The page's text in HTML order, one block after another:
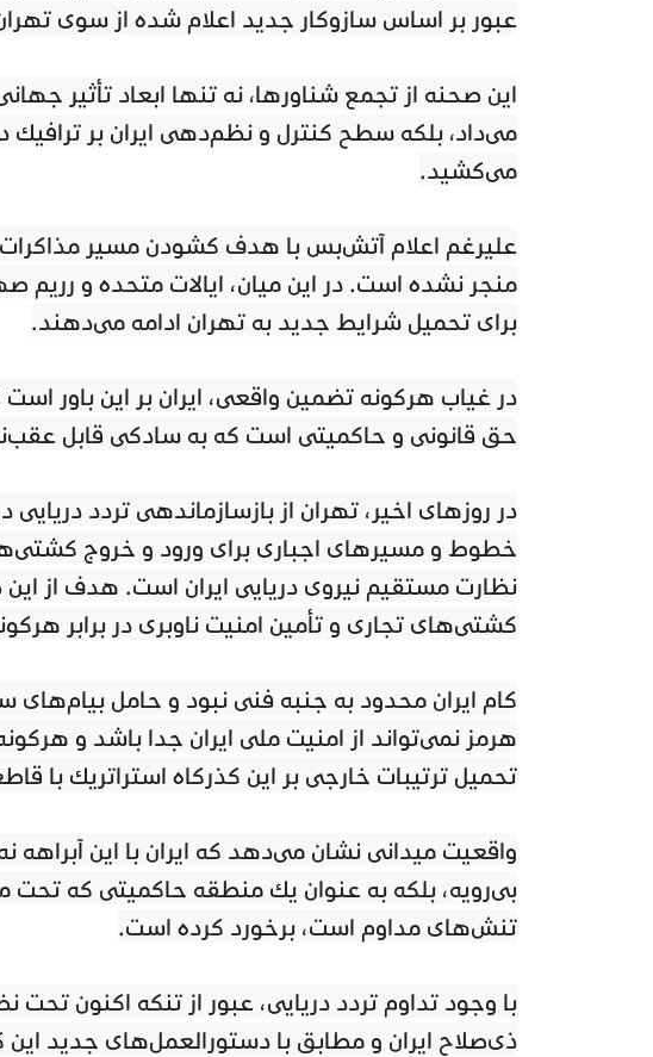
عبور بر اساس سازوکار جدید اعلام شده از سوی
این صحنه از تجمع شناورها، نه تنها ابعاد تأثیر
می‌داد، بلکه سطح کنترل و نظم‌دهی ایران بر ترافیک
می‌کشید.
علیرغم اعلام آتش‌بس با هدف گشودن مسیر
منجر نشده است. در این میان، ایالات متحده و
برای تحمیل شرایط جدید به تهران ادامه می‌دهند.
در غیاب هرگونه تضمین واقعی، ایران بر این باور
حق قانونی و حاکمیتی است که به سادگی قابل
در روزهای اخیر، تهران از بازسازماندهی تردد
خطوط و مسیرهای اجباری برای ورود و خروج
نظارت مستقیم نیروی دریایی ایران است. هدف از
کشتی‌های تجاری و تأمین امنیت ناوبری در برابر
گام ایران محدود به جنبه فنی نبود و حامل
هرمز نمی‌تواند از امنیت ملی ایران جدا باشد و
تحمیل ترتیبات خارجی بر این گذرگاه استراتژیک با
واقعیت میدانی نشان می‌دهد که ایران با این آبراهه
بی‌رویه، بلکه به عنوان یک منطقه حاکمیتی که
تنش‌های مداوم است، برخورد کرده است.
با وجود تداوم تردد دریایی، عبور از تنگه اکنون
ذی‌صلاح ایران و مطابق با دستورالعمل‌های جدید